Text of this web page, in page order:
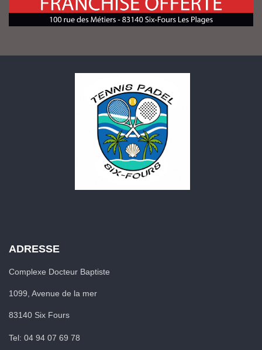
ADRESSE
Complexe Docteur Baptiste
1099, Avenue de la mer
83140 Six Fours
Tel: 04 94 07 69 78